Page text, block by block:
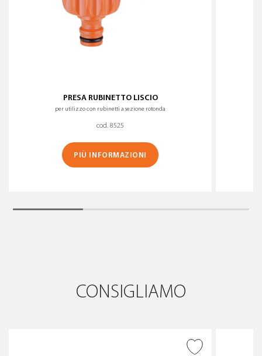
PRESA RUBINETTO LISCIO
per utilizzo con rubinetti a sezione rotonda
cod. 8525
PIÙ INFORMAZIONI
CONSIGLIAMO